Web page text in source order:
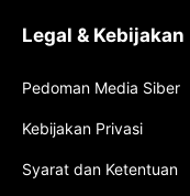
Legal & Kebijakan
Pedoman Media Siber
Kebijakan Privasi
Syarat dan Ketentuan